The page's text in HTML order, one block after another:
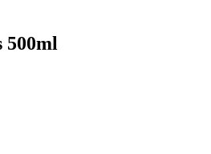
500ml